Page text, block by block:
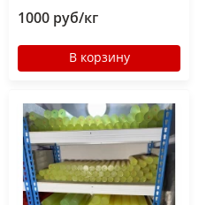
1000 руб/кг
В корзину